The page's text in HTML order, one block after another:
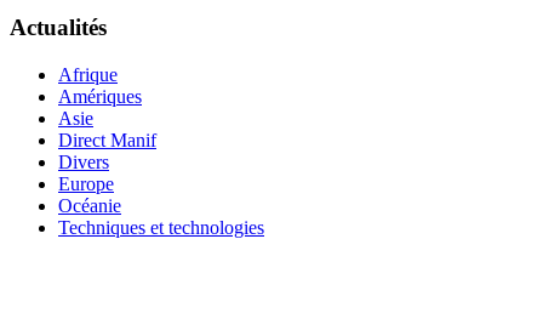
Actualités
Afrique
Amériques
Asie
Direct Manif
Divers
Europe
Océanie
Techniques et technologies